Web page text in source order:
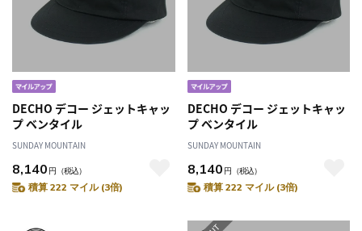
DECHO デコー ジェットキャッ
プ ベンタイル
SUNDAY MOUNTAIN
8,140 円 （税込）
積算 222 マイル (3倍)
DECHO デコー ジェットキャッ
プ ベンタイル
SUNDAY MOUNTAIN
8,140 円 （税込）
積算 222 マイル (3倍)